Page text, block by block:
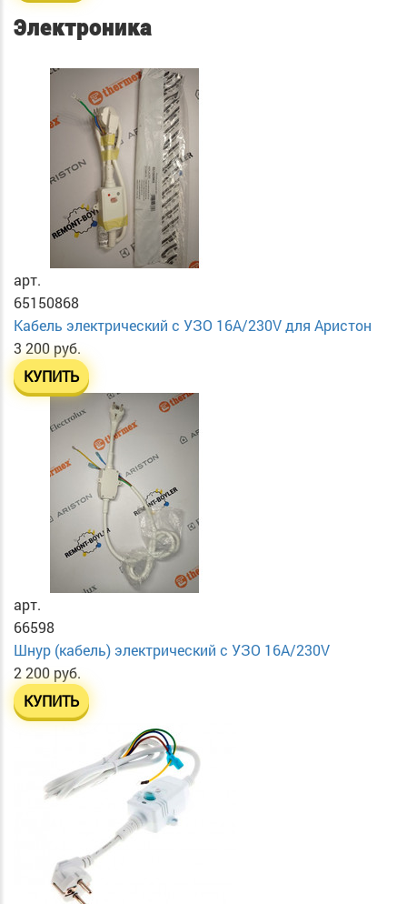
Электроника
арт.
65150868
Кабель электрический с УЗО 16А/230V для Аристон
3 200 руб.
КУПИТЬ
арт.
66598
Шнур (кабель) электрический с УЗО 16А/230V
2 200 руб.
КУПИТЬ